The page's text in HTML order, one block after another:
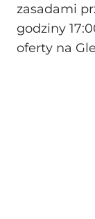
zasadami
godziny
oferty na